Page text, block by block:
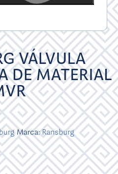
VÁLVULA
DE MATERIAL
Marca:Ransburg